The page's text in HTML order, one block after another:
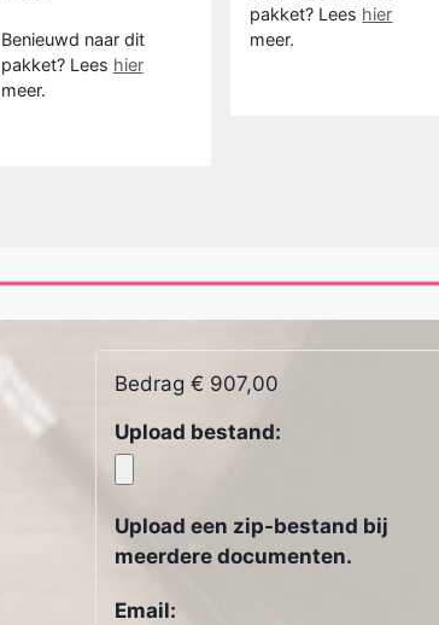
Benieuwd naar dit
pakket? Lees hier
meer.
pakket? Lees hier
meer.
Bedrag€ 907,00
Upload bestand:
Upload een zip-bestand bij
meerdere documenten.
Email: